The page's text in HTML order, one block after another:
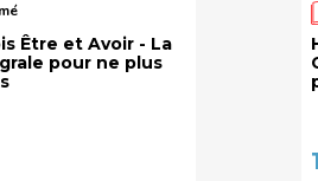
Être et Avoir - La
pour ne plus